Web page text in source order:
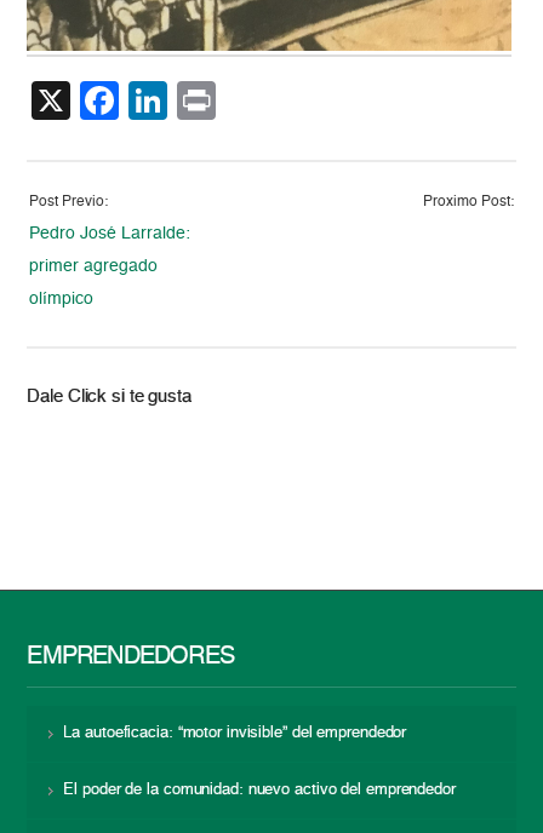
X Facebook
LinkedIn
Post Previo:
Pedro José Larralde:
primer agregado
olímpico
Proximo Post:
Dale Click si te gusta
EMPRENDEDORES
La autoeficacia: “motor invisible” del emprendedor
El poder de la comunidad: nuevo activo del emprendedor